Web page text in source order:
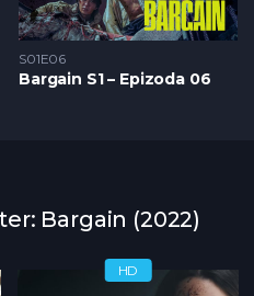
S01E06
Bargain S1 – Epizoda 06
Bargain (2022)
HD